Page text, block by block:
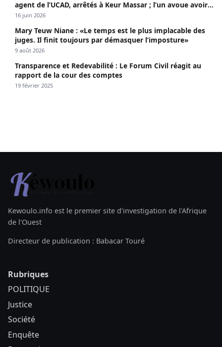
agent de l’UCAD, arrêtés à Keur Massar ; l’un avoue avoir
propagé le VIH depuis 2018
16 juin 2026
Mary Teuw Niane : «Le temps est le plus implacable des
juges. Il finit toujours par démasquer l’imposture»
9 août 2026
Transparence et Redevabilité : Le Forum Civil réagit au
rapport de la cour des comptes
19 février 2025
Kewoulo.info est le premier site d'investigation de l'Afrique
de l'Ouest
Directeur de publication : Babacar Touré
Rubriques
POLITIQUE
Justice
Société
Enquête